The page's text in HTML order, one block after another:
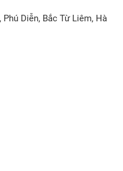
Diễn, Bắc Từ Liêm, Hà